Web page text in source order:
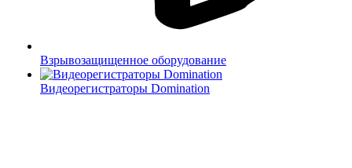
Взрывозащищенное оборудование
Видеорегистраторы Domination